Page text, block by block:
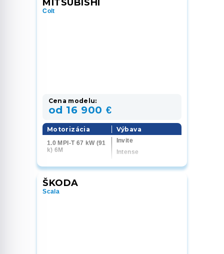
MITSUBISHI
Colt
Cena modelu:
od 16 900 €
Motorizácia
1.0 MPI-T 67 kW (91
k) 6M
Výbava
Invite
Intense
ŠKODA
Scala